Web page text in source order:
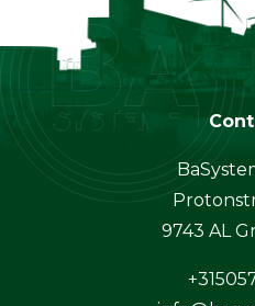
9743 AL